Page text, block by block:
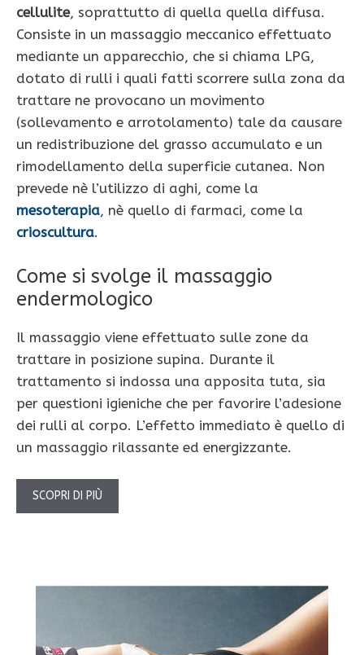
cellulite, soprattutto di quella quella diffusa.
Consiste in un massaggio meccanico effettuato
mediante un apparecchio, che si chiama LPG,
dotato di rulli i quali fatti scorrere sulla zona da
trattare ne provocano un movimento
(sollevamento e arrotolamento) tale da causare
un redistribuzione del grasso accumulato e un
rimodellamento della superficie cutanea. Non
prevede nè l’utilizzo di aghi, come la
mesoterapia, nè quello di farmaci, come la
crioscultura.
Come si svolge il massaggio
endermologico
Il massaggio viene effettuato sulle zone da
trattare in posizione supina. Durante il
trattamento si indossa una apposita tuta, sia
per questioni igieniche che per favorire l’adesione
dei rulli al corpo. L’effetto immediato è quello di
un massaggio rilassante ed energizzante.
SCOPRI DI PIÙ